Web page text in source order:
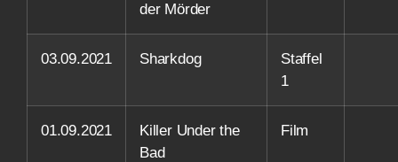
der Mörder
03.09.2021 Sharkdog
Staffel
1
01.09.2021
Killer Under the
Bad
Film